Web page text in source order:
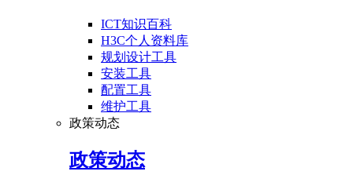
ICT知识百科
H3C个人资料库
规划设计工具
安装工具
配置工具
维护工具
政策动态
政策动态